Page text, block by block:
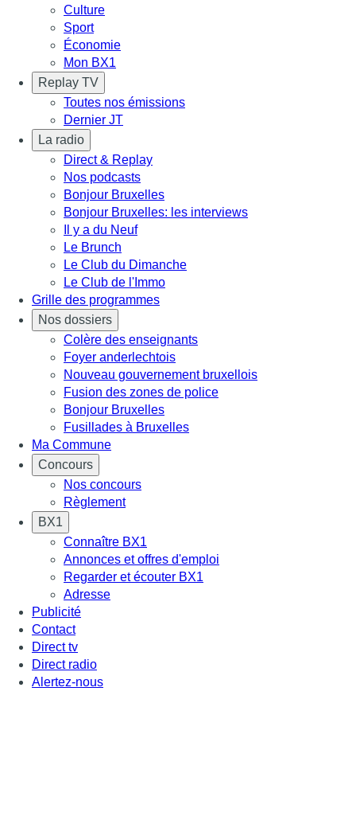
Culture
Sport
Économie
Mon BX1
Replay TV
Toutes nos émissions
Dernier JT
La radio
Direct & Replay
Nos podcasts
Bonjour Bruxelles
Bonjour Bruxelles: les interviews
Il y a du Neuf
Le Brunch
Le Club du Dimanche
Le Club de l'Immo
Grille des programmes
Nos dossiers
Colère des enseignants
Foyer anderlechtois
Nouveau gouvernement bruxellois
Fusion des zones de police
Bonjour Bruxelles
Fusillades à Bruxelles
Ma Commune
Concours
Nos concours
Règlement
BX1
Connaître BX1
Annonces et offres d'emploi
Regarder et écouter BX1
Adresse
Publicité
Contact
Direct tv
Direct radio
Alertez-nous